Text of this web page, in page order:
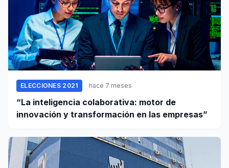
ELECCIONES 2021 hace 7 meses
“La inteligencia colaborativa: motor de
innovación y transformación en las empresas”